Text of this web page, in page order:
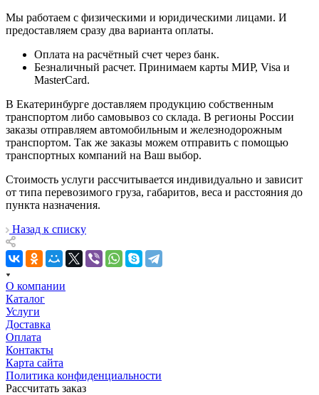
Мы работаем с физическими и юридическими лицами. И
предоставляем сразу два варианта оплаты.
Оплата на расчётный счет через банк.
Безналичный расчет. Принимаем карты МИР, Visa и
MasterCard.
В Екатеринбурге доставляем продукцию собственным
транспортом либо самовывоз со склада. В регионы России
заказы отправляем автомобильным и железнодорожным
транспортом. Так же заказы можем отправить с помощью
транспортных компаний на Ваш выбор.
Стоимость услуги рассчитывается индивидуально и зависит
от типа перевозимого груза, габаритов, веса и расстояния до
пункта назначения.
Назад к списку
О компании
Каталог
Услуги
Доставка
Оплата
Контакты
Карта сайта
Политика конфиденциальности
Рассчитать заказ